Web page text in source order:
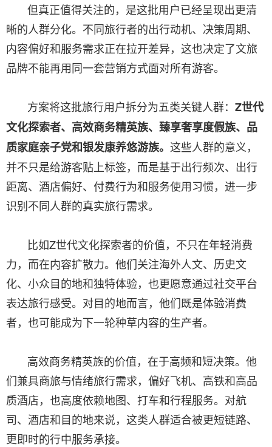
但真正值得关注的，是这批用户已经呈现出更清
晰的人群分化。不同旅行者的出行动机、决策周期、
内容偏好和服务需求正在拉开差异，这也决定了文旅
品牌不能再用同一套营销方式面对所有游客。
方案将这批旅行用户拆分为五类关键人群： Z世代
文化探索者、高效商务精英族、臻享奢享度假族、品
质家庭亲子党和银发康养悠游族。 这些人群的意义，
并不只是给游客贴上标签，而是基于出行频次、出行
距离、酒店偏好、付费行为和服务使用习惯，进一步
识别不同人群的真实旅行需求。
比如Z世代文化探索者的价值，不只在年轻消费
力，而在内容扩散力。他们关注海外人文、历史文
化、小众目的地和独特体验，也更愿意通过社交平台
表达旅行感受。对目的地而言，他们既是体验消费
者，也可能成为下一轮种草内容的生产者。
高效商务精英族的价值，在于高频和短决策。他
们兼具商旅与情绪旅行需求，偏好飞机、高铁和高品
质酒店，也高度依赖地图、打车和行程服务。对航
司、酒店和目的地来说，这类人群适合被更短链路、
更即时的行中服务承接。